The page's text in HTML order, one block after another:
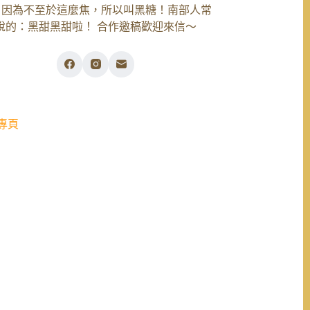
為不至於這麼焦，所以叫黑糖！南部人常
的：黑甜黑甜啦！ 合作邀稿歡迎來信～
頁